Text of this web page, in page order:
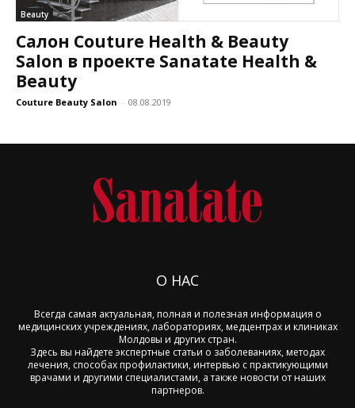
Beauty
Салон Couture Health & Beauty
Salon в проекте Sanatate Health &
Beauty
Couture Beauty Salon - 08.08.2019
О НАС
Всегда самая актуальная, полная и полезная информация о
медицинских учреждениях, лабораториях, медцентрах и клиниках
Молдовы и других стран.
Здесь вы найдете экспертные статьи о заболеваниях, методах
лечения, способах профилактики, интервью с практикующими
врачами и другими специалистами, а также новости от наших
партнеров.